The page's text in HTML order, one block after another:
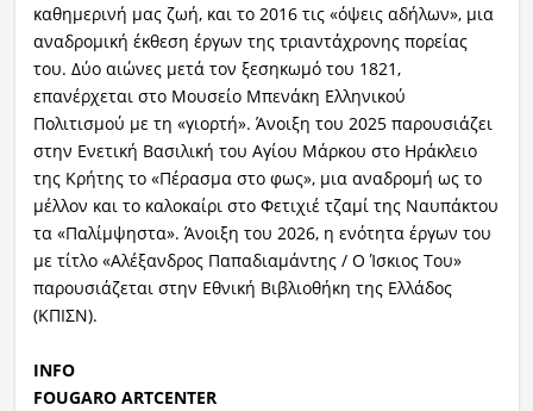
καθημερινή μας ζωή, και το 2016 τις «όψεις αδήλων», μια
αναδρομική έκθεση έργων της τριαντάχρονης πορείας
του. Δύο αιώνες μετά τον ξεσηκωμό του 1821,
επανέρχεται στο Μουσείο Μπενάκη Ελληνικού
Πολιτισμού με τη «γιορτή». Άνοιξη του 2025 παρουσιάζει
στην Ενετική Βασιλική του Αγίου Μάρκου στο Ηράκλειο
της Κρήτης το «Πέρασμα στο φως», μια αναδρομή ως το
μέλλον και το καλοκαίρι στο Φετιχιέ τζαμί της Ναυπάκτου
τα «Παλίμψηστα». Άνοιξη του 2026, η ενότητα έργων του
με τίτλο «Αλέξανδρος Παπαδιαμάντης / Ο Ίσκιος Του»
παρουσιάζεται στην Εθνική Βιβλιοθήκη της Ελλάδος
(ΚΠΙΣΝ).
INFO
FOUGARO ARTCENTER